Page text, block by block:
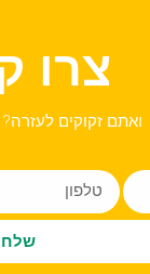
צרו
זקוקים לעזרה?
שלח